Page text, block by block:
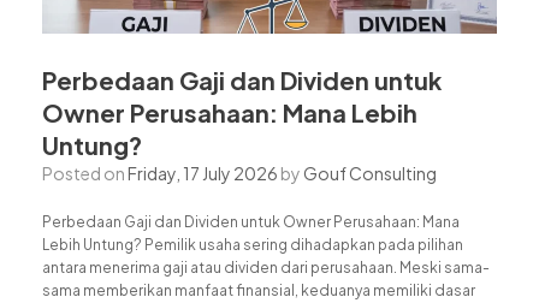
Perbedaan Gaji dan Dividen untuk
Owner Perusahaan: Mana Lebih
Untung?
Posted onFriday, 17 July 2026 by Gouf Consulting
Perbedaan Gaji dan Dividen untuk Owner Perusahaan: Mana
Lebih Untung? Pemilik usaha sering dihadapkan pada pilihan
antara menerima gaji atau dividen dari perusahaan. Meski sama-
sama memberikan manfaat finansial, keduanya memiliki dasar